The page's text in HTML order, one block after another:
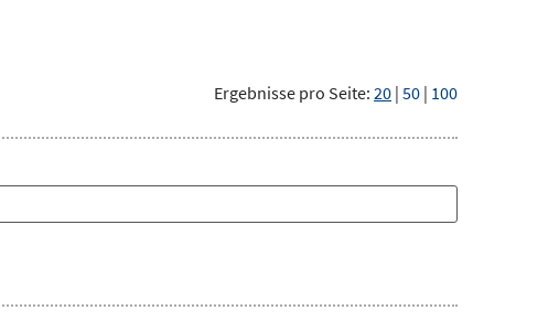
Ergebnisse pro Seite: 20 | 50 | 100